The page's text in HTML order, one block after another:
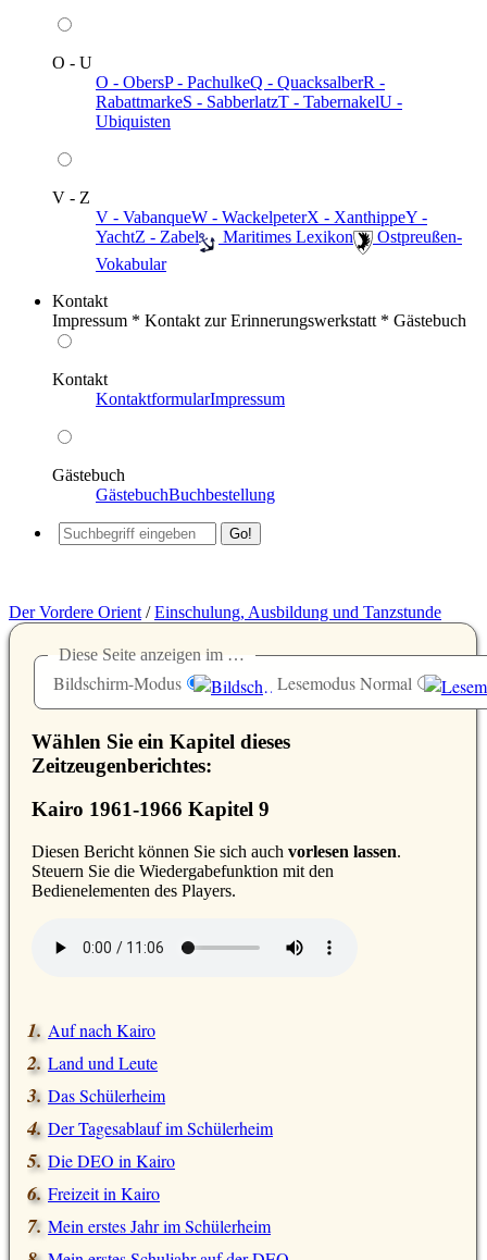
O - U
O - ObersP - PachulkeQ - QuacksalberR -
RabattmarkeS - SabberlatzT - TabernakelU -
Ubiquisten
V - Z
V - VabanqueW - WackelpeterX - XanthippeY -
YachtZ - Zabel ️ Maritimes Lexikon
️ Ostpreußen-
Vokabular
Kontakt
Impressum * Kontakt zur Erinnerungswerkstatt * Gästebuch
Kontakt
KontaktformularImpressum
Gästebuch
GästebuchBuchbestellung
Der Vordere Orient/Einschulung, Ausbildung und Tanzstunde
Diese Seite anzeigen im …
Bildschirm-Modus Lesemodus Normal
Wählen Sie ein Kapitel dieses
Zeitzeugenberichtes:
Kairo 1961-1966 Kapitel 9
Diesen Bericht können Sie sich auch vorlesen lassen.
Steuern Sie die Wiedergabefunktion mit den
Bedienelementen des Players.
Auf nach Kairo
Land und Leute
Das Schülerheim
Der Tagesablauf im Schülerheim
Die DEO in Kairo
Freizeit in Kairo
Mein erstes Jahr im Schülerheim